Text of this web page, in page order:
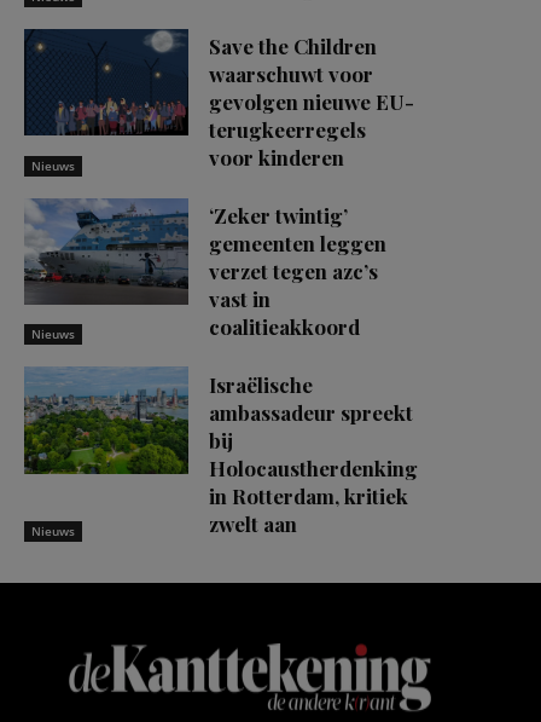
Nieuws
Save the Children
waarschuwt voor
gevolgen nieuwe EU-
terugkeerregels
voor kinderen
Nieuws
‘Zeker twintig’
gemeenten leggen
verzet tegen azc’s
vast in
coalitieakkoord
Nieuws
Israëlische
ambassadeur spreekt
bij
Holocaustherdenking
in Rotterdam, kritiek
zwelt aan